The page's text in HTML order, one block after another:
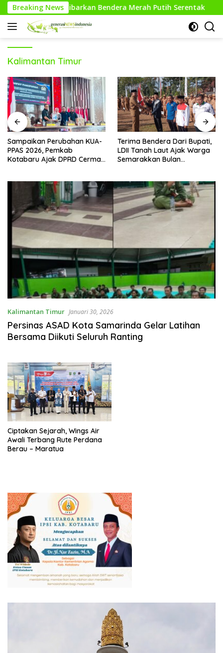
Langsung
ke
konten
Breaking News
Kibarkan Bendera Merah Putih Serentak Pesilat Way
Kalimantan Timur
Sampaikan Perubahan KUA-
PPAS 2026, Pemkab
Kotabaru Ajak DPRD Cermati
Terima Bendera Dari Bupati,
LDII Tanah Laut Ajak Warga
Semarakkan Bulan
Kalimantan Timur Januari 30, 2026
Persinas ASAD Kota Samarinda Gelar Latihan
Bersama Diikuti Seluruh Ranting
Ciptakan Sejarah, Wings Air
Awali Terbang Rute Perdana
Berau – Maratua